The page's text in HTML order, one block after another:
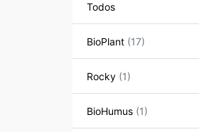
Todos
BioPlant (17)
Rocky (1)
BioHumus (1)